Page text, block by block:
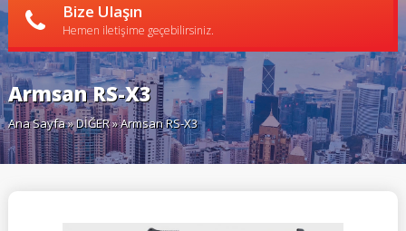
Bize Ulaşın
Hemen iletişime geçebilirsiniz.
Armsan RS-X3
Ana Sayfa»DİĞER» Armsan RS-X3